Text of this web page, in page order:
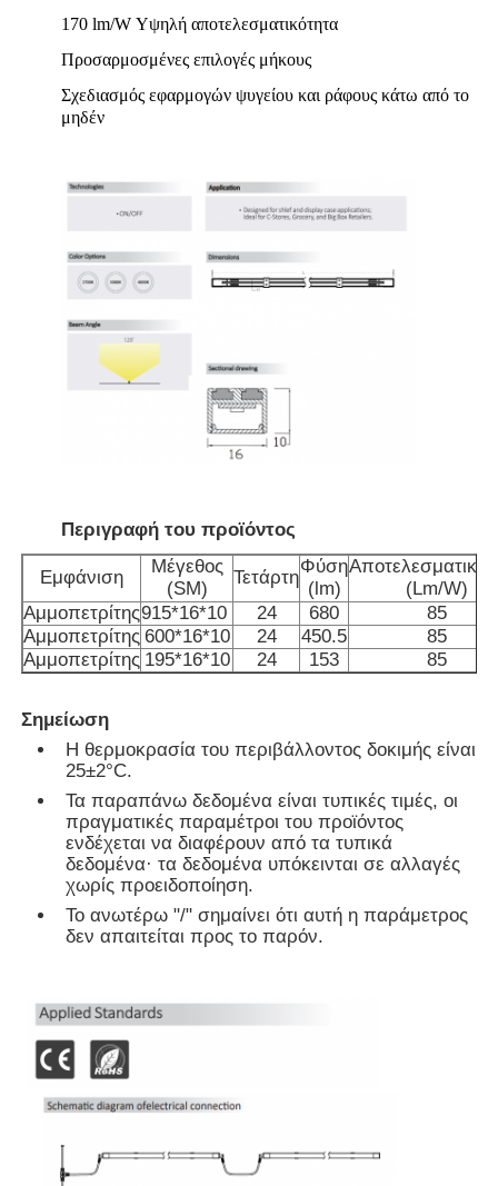
Αρχική Σελίδα
Προϊόντα
Γύρος εργοστασίων
Ποιοτικός έλεγχος
επαφή
Ζητήστε ένα απόσπασμα
Φως λουρίδων νέου
170 lm/W Υψηλή αποτελεσματικότητα
Προσαρμοσμένες επιλογές μήκους
Σχεδιασμός εφαρμογών ψυγείου και ράφους κάτω από το
μηδέν
Περιγραφή του προϊόντος
Εμφάνιση
Μέγεθος
(SM)
Τετάρτη
Φύση
(lm)
(Lm/W)
Αμμοπετρίτης915*16*10 24 680
85
Αμμοπετρίτης 600*16*10 24 450.5
85
Αμμοπετρίτης 195*16*10 24 153 85
Σημείωση
Η θερμοκρασία του περιβάλλοντος δοκιμής είναι
25±2°C.
Τα παραπάνω δεδομένα είναι τυπικές τιμές, οι
πραγματικές παραμέτροι του προϊόντος
ενδέχεται να διαφέρουν από τα τυπικά
δεδομένα· τα δεδομένα υπόκεινται σε αλλαγές
χωρίς προειδοποίηση.
Το ανωτέρω "/" σημαίνει ότι αυτή η παράμετρος
δεν απαιτείται προς το παρόν.